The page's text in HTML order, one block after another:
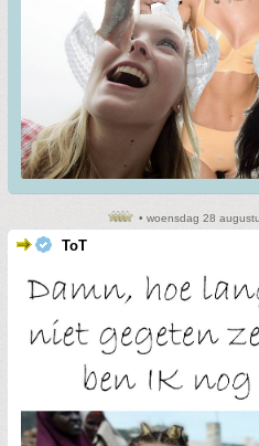
• woensdag 28
ToT